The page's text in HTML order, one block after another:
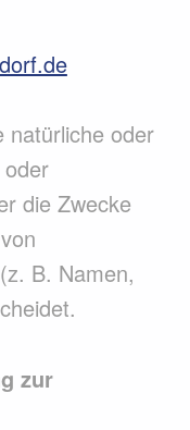
natürliche oder
die Zwecke
B. Namen,
zur